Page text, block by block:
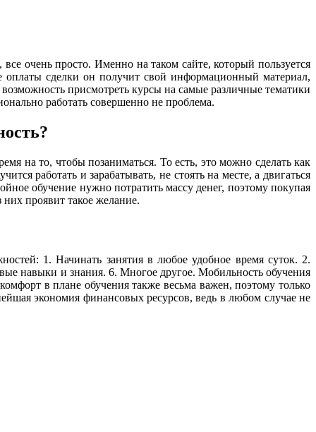
очень просто. Именно на таком сайте, который пользуется
оплаты сделки он получит свой информационный материал,
возможность присмотреть курсы на самые различные тематики
работать совершенно не проблема.
на то, чтобы позаниматься. То есть, это можно сделать как
работать и зарабатывать, не стоять на месте, а двигаться
обучение нужно потратить массу денег, поэтому покупая
проявит такое желание.
1. Начинать занятия в любое удобное время суток. 2.
навыки и знания. 6. Многое другое. Мобильность обучения
в плане обучения также весьма важен, поэтому только
экономия финансовых ресурсов, ведь в любом случае не